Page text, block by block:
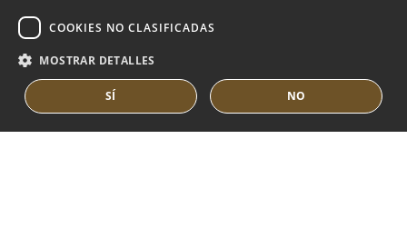
COOKIES NO CLASIFICADAS
MOSTRAR DETALLES
SÍ NO